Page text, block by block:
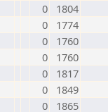
0
1804
0
1774
0
1760
0
1760
0
1817
0
1849
0
1865